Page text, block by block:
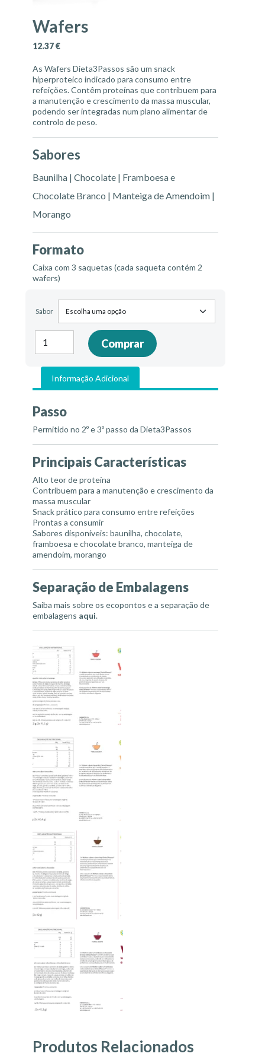
Wafers
12.37€
As Wafers Dieta3Passos são um snack
hiperproteico indicado para consumo entre
refeições. Contêm proteínas que contribuem para
a manutenção e crescimento da massa muscular,
podendo ser integradas num plano alimentar de
controlo de peso.
Sabores
Baunilha | Chocolate | Framboesa e
Chocolate Branco | Manteiga de Amendoim |
Morango
Formato
Caixa com 3 saquetas (cada saqueta contém 2
wafers)
Sabor
Wafers
Comprar
Informação Adicional
Passo
Permitido no 2º e 3º passo da Dieta3Passos
Principais Características
Alto teor de proteína
Contribuem para a manutenção e crescimento da
massa muscular
Snack prático para consumo entre refeições
Prontas a consumir
Sabores disponíveis: baunilha, chocolate,
framboesa e chocolate branco, manteiga de
amendoim, morango
Separação de Embalagens
Saiba mais sobre os ecopontos e a separação de
embalagens aqui.
Produtos Relacionados